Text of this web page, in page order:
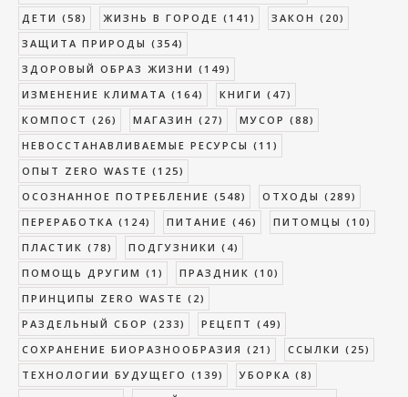
ДЕТИ (58) ЖИЗНЬ В ГОРОДЕ (141) ЗАКОН (20)
ЗАЩИТА ПРИРОДЫ (354)
ЗДОРОВЫЙ ОБРАЗ ЖИЗНИ (149)
ИЗМЕНЕНИЕ КЛИМАТА (164) КНИГИ (47)
КОМПОСТ (26) МАГАЗИН (27) МУСОР (88)
НЕВОССТАНАВЛИВАЕМЫЕ РЕСУРСЫ (11)
ОПЫТ ZERO WASTE (125)
ОСОЗНАННОЕ ПОТРЕБЛЕНИЕ (548) ОТХОДЫ (289)
ПЕРЕРАБОТКА (124) ПИТАНИЕ (46) ПИТОМЦЫ (10)
ПЛАСТИК (78) ПОДГУЗНИКИ (4)
ПОМОЩЬ ДРУГИМ (1) ПРАЗДНИК (10)
ПРИНЦИПЫ ZERO WASTE (2)
РАЗДЕЛЬНЫЙ СБОР (233) РЕЦЕПТ (49)
СОХРАНЕНИЕ БИОРАЗНООБРАЗИЯ (21) ССЫЛКИ (25)
ТЕХНОЛОГИИ БУДУЩЕГО (139) УБОРКА (8)